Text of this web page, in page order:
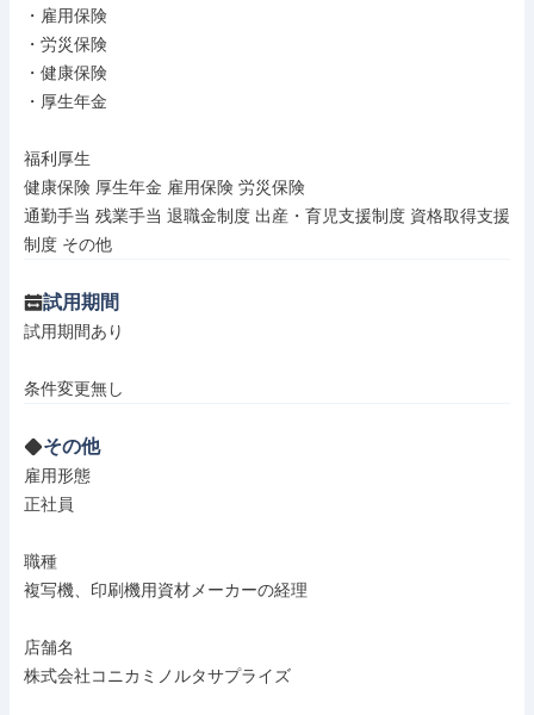
・雇用保険
・労災保険
・健康保険
・厚生年金
福利厚生
健康保険 厚生年金 雇用保険 労災保険
通勤手当 残業手当 退職金制度 出産・育児支援制度 資格取得支援
制度 その他
試用期間
試用期間あり
条件変更無し
その他
雇用形態
正社員
職種
複写機、印刷機用資材メーカーの経理
店舗名
株式会社コニカミノルタサプライズ